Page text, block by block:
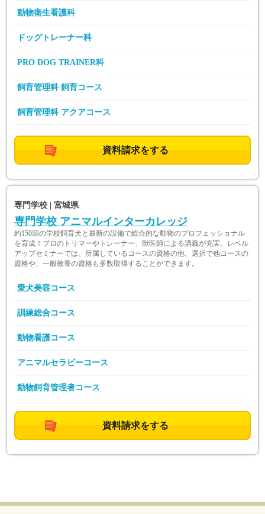
動物衛生看護科
ドッグトレーナー科
PRO DOG TRAINER科
飼育管理科 飼育コース
飼育管理科 アクアコース
資料請求をする
専門学校 | 宮城県
専門学校 アニマルインターカレッジ
約150頭の学校飼育犬と最新の設備で総合的な動物のプロフェッショナル
を育成！プロのトリマーやトレーナー、獣医師による講義が充実。レベル
アップセミナーでは、所属しているコースの資格の他、選択で他コースの
資格や、一般教養の資格も多数取得することができます。
愛犬美容コース
訓練総合コース
動物看護コース
アニマルセラピーコース
動物飼育管理者コース
資料請求をする